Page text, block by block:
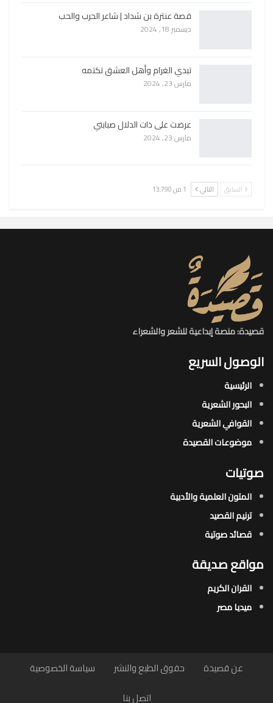
قصة عنترة بن شداد | شاعر الحرب والحب
ديسمبر 18, 2024
تبدي الغرام وأهل العشق تكتمه
مارس 23, 2024
عرضت على ذات الدلال صبابتي
مارس 23, 2024
السابق التالي 1 من 13٬790
قصيدة: منصة إبداعية للشعر والشعراء
الوصول السريع
الرئيسية
البحور الشعرية​
القوافي الشعرية​
موضوعات القصيدة​
صوتيات
المتون العلمية والأدبية
ترنيم القصيد
قصائد صوتية
مواقع صديقة
القران الكريم
ميديا مصر
عن قصيدة حقوق الطبع والنشر
سياسة الخصوصية
اتصل بنا